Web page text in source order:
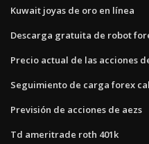
Kuwait joyas de oro en línea
Descarga gratuita de robot
Precio actual de las acciones
Seguimiento de carga forex
Previsión de acciones de aezs
Td ameritrade roth 401k